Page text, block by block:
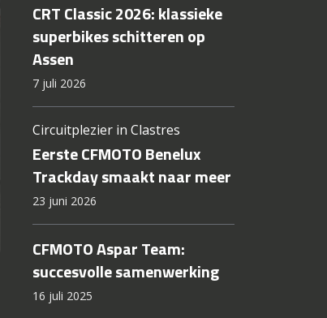
CRT Classic 2026: klassieke
superbikes schitteren op
Assen
7 juli 2026
Circuitplezier in Clastres
Eerste CFMOTO Benelux
Trackday smaakt naar meer
23 juni 2026
CFMOTO Aspar Team:
succesvolle samenwerking
16 juli 2025